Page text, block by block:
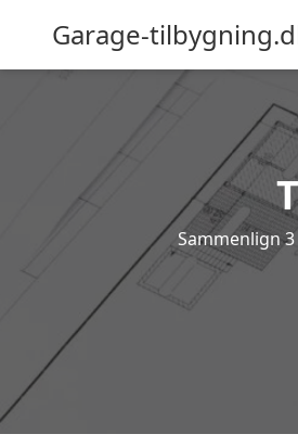
Garage-
Sammenlign